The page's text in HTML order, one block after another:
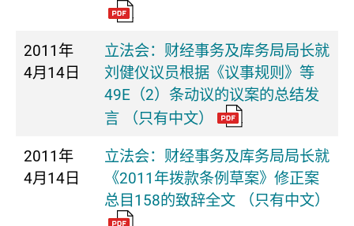
2011年
4月14日
立法会：财经事务及库务局局长就
刘健仪议员根据《议事规则》等
49E（2）条动议的议案的总结发
言 （只有中文）
2011年
4月14日
立法会：财经事务及库务局局长就
《2011年拨款条例草案》修正案
总目158的致辞全文 （只有中文）